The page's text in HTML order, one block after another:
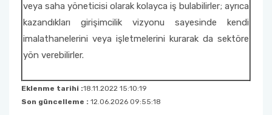
veya saha yöneticisi olarak kolayca iş bulabilirler; ayrıca
kazandıkları girişimcilik vizyonu sayesinde kendi
imalathanelerini veya işletmelerini kurarak da sektöre
yön verebilirler.
Eklenme tarihi :18.11.2022 15:10:19
Son güncelleme : 12.06.2026 09:55:18
Toplumsal Destek Projeleri
Staj Komisyonu
Engelli Temsilcisi
Web Sayfası ve Sosyal Medya Komisyonu